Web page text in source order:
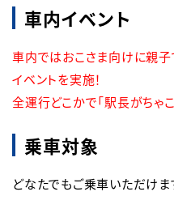
車内イベント
車内ではおこさま向けに親
イベントを実施！
全運行どこかで「駅長がちゃ
乗車対象
どなたでもご乗車いただけま